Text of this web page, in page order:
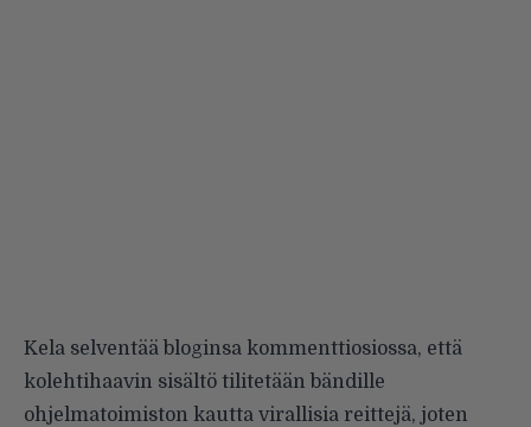
Kela selventää bloginsa kommenttiosiossa, että
kolehtihaavin sisältö tilitetään bändille
ohjelmatoimiston kautta virallisia reittejä, joten